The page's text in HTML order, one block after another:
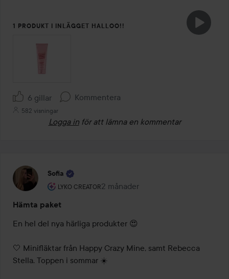
1 PRODUKT I INLÄGGET HALLOO!!
6 gillar Kommentera
582 visningar
Logga in för att lämna en kommentar
Sofia
LYKO CREATOR
Användarens roll: Lyko Creator.
2 månader
Inlägget skapades 2 månader
Hämta paket
En hel del nya härliga produkter 😍
🤍 Minifläktar från Happy Crazy Mine, samt Rebecca
Stella. Toppen i sommar ☀️